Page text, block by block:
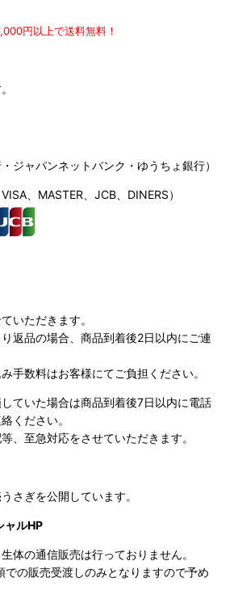
円以上で送料無料！
ジャパンネットバンク・ゆうちょ銀行）
、MASTER、JCB、DINERS）
いただきます。
返品の場合、商品到着後2日以内にご連
手数料はお客様にてご負担ください。
ていた場合は商品到着後7日以内に電話
ください。
、至急対応をさせていただきます。
さぎを公開しています。
ャルHP
体の通信販売は行っておりません。
での販売受渡しのみとなりますので予め